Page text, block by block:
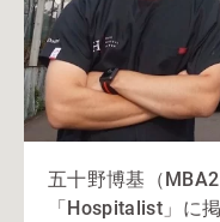
五十野博基（
「Hospitalist」に